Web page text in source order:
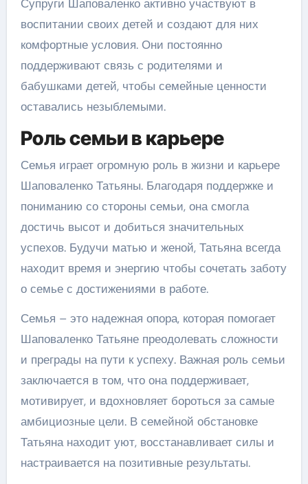
Супруги Шаповаленко активно участвуют в
воспитании своих детей и создают для них
комфортные условия. Они постоянно
поддерживают связь с родителями и
бабушками детей, чтобы семейные ценности
оставались незыблемыми.
Роль семьи в карьере
Семья играет огромную роль в жизни и карьере
Шаповаленко Татьяны. Благодаря поддержке и
пониманию со стороны семьи, она смогла
достичь высот и добиться значительных
успехов. Будучи матью и женой, Татьяна всегда
находит время и энергию чтобы сочетать заботу
о семье с достижениями в работе.
Семья – это надежная опора, которая помогает
Шаповаленко Татьяне преодолевать сложности
и преграды на пути к успеху. Важная роль семьи
заключается в том, что она поддерживает,
мотивирует, и вдохновляет бороться за самые
амбициозные цели. В семейной обстановке
Татьяна находит уют, восстанавливает силы и
настраивается на позитивные результаты.